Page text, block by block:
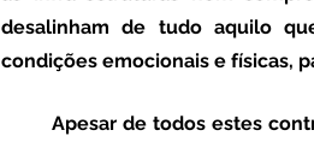
desalinham de tudo aquilo
condições emocionais e físicas,